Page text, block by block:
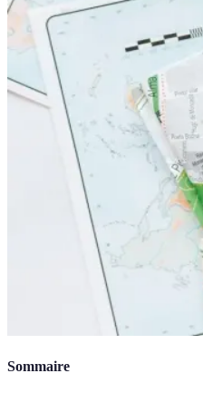
Sommaire